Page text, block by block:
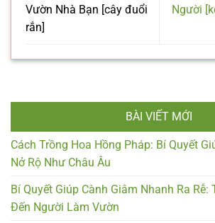
Vườn Nhà Bạn [cây đuổi
rắn]
Người
BÀI VIẾT MỚI
Cách Trồng Hoa Hồng Pháp: Bí Quyết
Nở Rộ Như Châu Âu
Bí Quyết Giúp Cành Giâm Nhanh Ra Rễ:
Đến Người Làm Vườn